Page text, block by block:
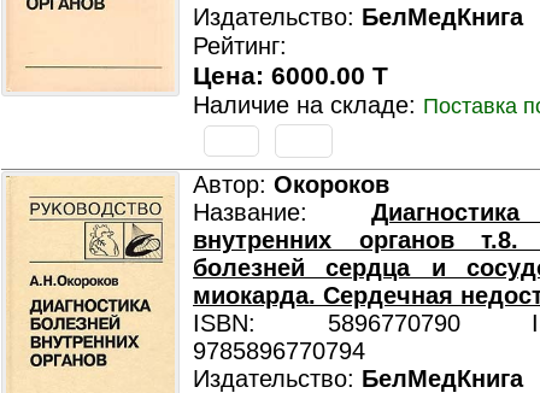
Издательство: БелМедКнига
Рейтинг:
Цена: 6000.00 T
Наличие на складе: Поставка
Автор: Окороков
Название:
внутренних органов т.8.
болезней сердца и
миокарда. Сердечная
ISBN: 5896770790
9785896770794
Издательство: БелМедКнига